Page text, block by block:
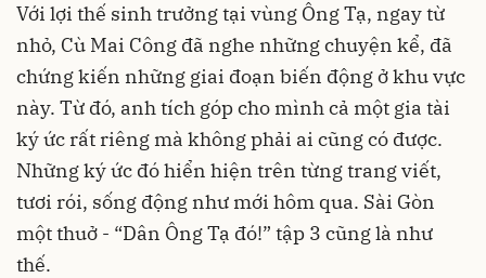
Với lợi thế sinh trưởng tại vùng Ông Tạ, ngay từ
nhỏ, Cù Mai Công đã nghe những chuyện kể, đã
chứng kiến những giai đoạn biến động ở khu vực
này. Từ đó, anh tích góp cho mình cả một gia tài
ký ức rất riêng mà không phải ai cũng có được.
Những ký ức đó hiển hiện trên từng trang viết,
tươi rói, sống động như mới hôm qua. Sài Gòn
một thuở - “Dân Ông Tạ đó!” tập 3 cũng là như
thế.